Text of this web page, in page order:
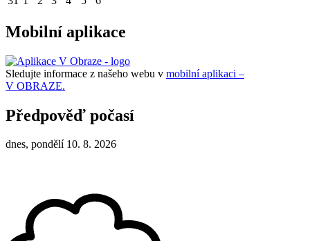
Mobilní aplikace
Sledujte informace z našeho webu v mobilní aplikaci –
V OBRAZE.
Předpověď počasí
dnes, pondělí 10. 8. 2026